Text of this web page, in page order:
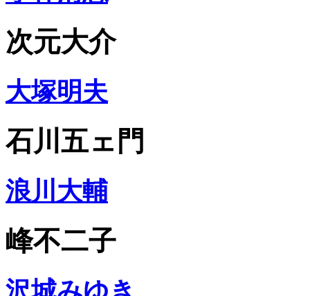
次元大介
大塚明夫
石川五ェ門
浪川大輔
峰不二子